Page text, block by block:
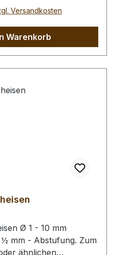
Oberfläche
Qualität,
hergestellt in
Mit der aktiven
ca. 70 %. Zum Lochen
Versandkosten
Warenkorb
Ø 1 - 10 mm
½ mm - Abstufung. Zum
ähnlichen